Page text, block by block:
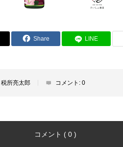
Share LINE
税所亮太郎 コメント: 0
コメント ( 0 )